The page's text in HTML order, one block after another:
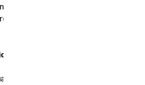
il numero e il tipo di Dispositivi
il Software, come specificato nella
nostro software, inclusi